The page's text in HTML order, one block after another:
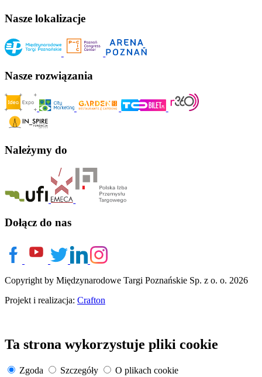
Nasze lokalizacje
Nasze rozwiązania
Należymy do
Dołącz do nas
Copyright by Międzynarodowe Targi Poznańskie Sp. z o. o. 2026
Projekt i realizacja: Crafton
Ta strona wykorzystuje pliki cookie
Zgoda Szczegóły
O plikach cookie